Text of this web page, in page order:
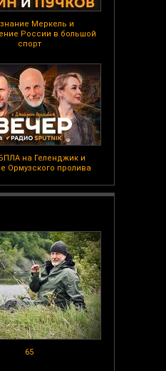
Меркель и
России в большой
спорт
на Геленджик и
Ормузского пролива
65